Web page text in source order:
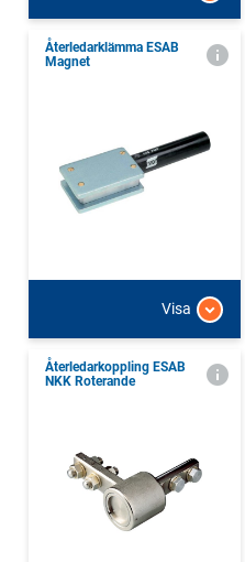
Återledarklämma ESAB
Magnet
Visa
Återledarkoppling ESAB
NKK Roterande